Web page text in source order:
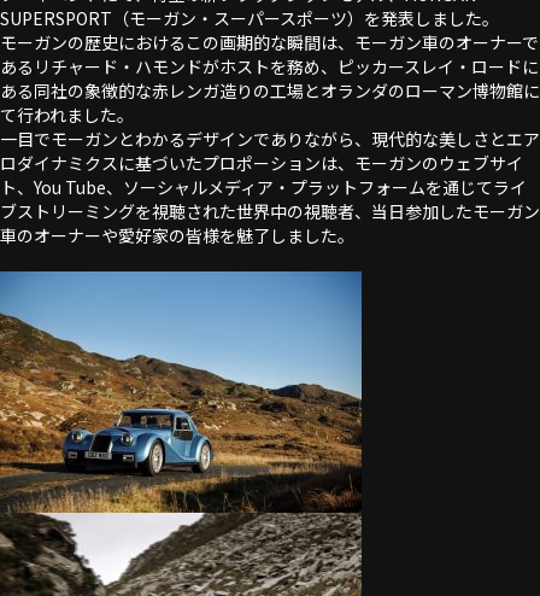
SUPERSPORT（モーガン・スーパースポーツ）を発表しました。
モーガンの歴史におけるこの画期的な瞬間は、モーガン車のオーナーで
あるリチャード・ハモンドがホストを務め、ピッカースレイ・ロードに
ある同社の象徴的な赤レンガ造りの工場とオランダのローマン博物館に
て行われました。
一目でモーガンとわかるデザインでありながら、現代的な美しさとエア
ロダイナミクスに基づいたプロポーションは、モーガンのウェブサイ
ト、You Tube、ソーシャルメディア・プラットフォームを通じてライ
ブストリーミングを視聴された世界中の視聴者、当日参加したモーガン
車のオーナーや愛好家の皆様を魅了しました。